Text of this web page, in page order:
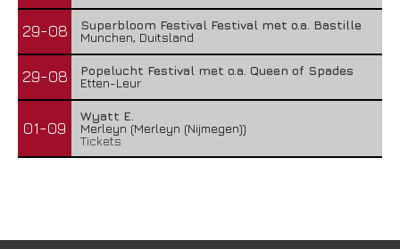
29-08
Superbloom Festival Festival met o.a. Bastille
Munchen, Duitsland
29-08
Popelucht Festival met o.a. Queen of Spades
Etten-Leur
01-09
Wyatt E.
Merleyn (Merleyn (Nijmegen))
Tickets